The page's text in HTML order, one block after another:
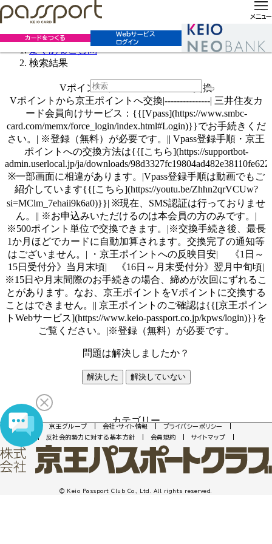
メニュー
カードをつくる
Webサービス
ログイン
ホーム お客様サポート よくあるご質問
よくあるご質問
京王グループ 会社・サイト情報
プライバシーポリシー
反社会的勢力に対する基本方針
会員規約 サイトマップ
© Keio Passport Club Co., Ltd. All rights reserved.